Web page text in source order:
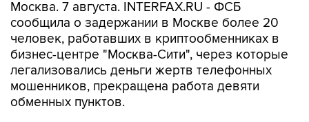
Москва. 7 августа. INTERFAX.RU - ФСБ
сообщила о задержании в Москве более 20
человек, работавших в криптообменниках в
бизнес-центре "Москва-Сити", через которые
легализовались деньги жертв телефонных
мошенников, прекращена работа девяти
обменных пунктов.